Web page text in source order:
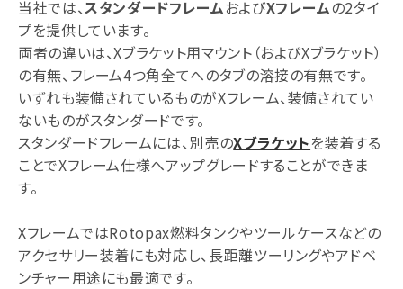
当社では、スタンダードフレームおよびXフレームの2タイ
プを提供しています。
両者の違いは、Xブラケット用マウント（およびXブラケット）
の有無、フレーム4つ角全てへのタブの溶接の有無です。
いずれも装備されているものがXフレーム、装備されてい
ないものがスタンダードです。
スタンダードフレームには、別売のXブラケットを装着する
ことでXフレーム仕様へアップグレードすることができま
す。
XフレームではRotopax燃料タンクやツールケースなどの
アクセサリー装着にも対応し、長距離ツーリングやアドベ
ンチャー用途にも最適です。